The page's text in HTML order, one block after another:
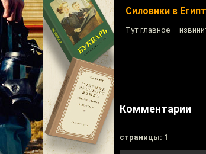
Силовики в
Тут главное —
Комментарии
cтраницы: 1